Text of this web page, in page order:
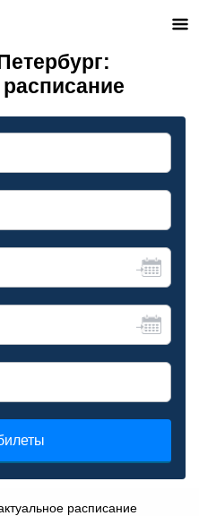
расписание